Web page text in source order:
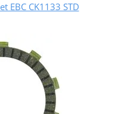
EBC CK1133 STD